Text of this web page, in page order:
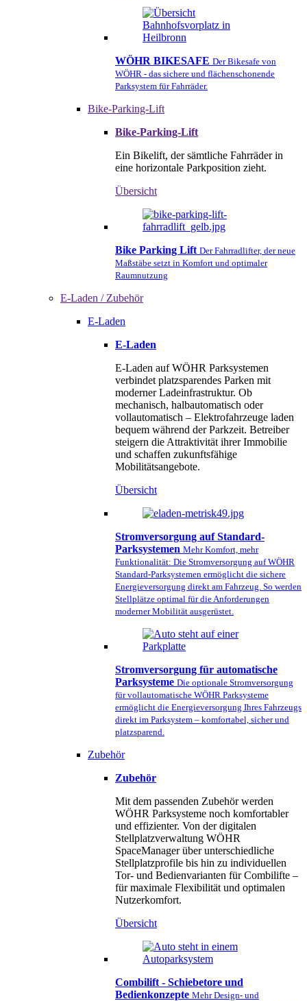
WÖHR BIKESAFE Der Bikesafe von
WÖHR - das sichere und flächenschonende
Parksystem für Fahrräder.
Bike-Parking-Lift
Bike-Parking-Lift
Ein Bikelift, der sämtliche Fahrräder in
eine horizontale Parkposition zieht.
Übersicht
Bike Parking Lift Der Fahrradlifter, der neue
Maßstäbe setzt in Komfort und optimaler
Raumnutzung
E-Laden / Zubehör
E-Laden
E-Laden
E-Laden auf WÖHR Parksystemen
verbindet platzsparendes Parken mit
moderner Ladeinfrastruktur. Ob
mechanisch, halbautomatisch oder
vollautomatisch – Elektrofahrzeuge laden
bequem während der Parkzeit. Betreiber
steigern die Attraktivität ihrer Immobilie
und schaffen zukunftsfähige
Mobilitätsangebote.
Übersicht
Stromversorgung auf Standard-
Parksystemen Mehr Komfort, mehr
Funktionalität: Die Stromversorgung auf WÖHR
Standard-Parksystemen ermöglicht die sichere
Energieversorgung direkt am Fahrzeug. So werden
Stellplätze optimal für die Anforderungen
moderner Mobilität ausgerüstet.
Stromversorgung für automatische
Parksysteme Die optionale Stromversorgung
für vollautomatische WÖHR Parksysteme
ermöglicht die Energieversorgung Ihres Fahrzeugs
direkt im Parksystem – komfortabel, sicher und
platzsparend.
Zubehör
Zubehör
Mit dem passenden Zubehör werden
WÖHR Parksysteme noch komfortabler
und effizienter. Von der digitalen
Stellplatzverwaltung WÖHR
SpaceManager über unterschiedliche
Stellplatzprofile bis hin zu individuellen
Tor- und Bedienvarianten für Combilifte –
für maximale Flexibilität und optimalen
Nutzerkomfort.
Übersicht
Combilift - Schiebetore und
Bedienkonzepte Mehr Design- und